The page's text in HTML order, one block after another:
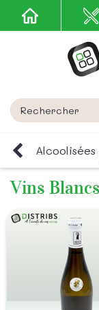
Alcoolisées
Vins Blancs